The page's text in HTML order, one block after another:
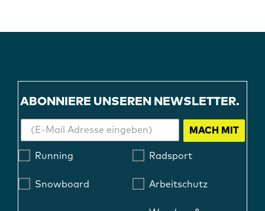
ABONNIERE UNSEREN NEWSLETTER.
MACH MIT
Running Radsport
Snowboard Arbeitschutz